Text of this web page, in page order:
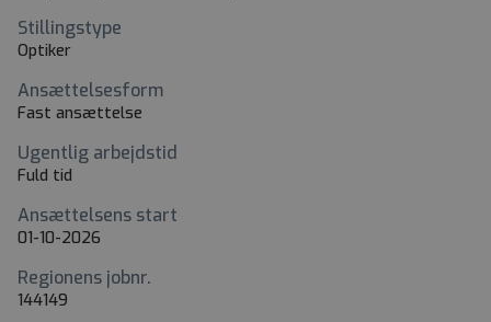
Stillingstype
Optiker
Ansættelsesform
Fast ansættelse
Ugentlig arbejdstid
Fuld tid
Ansættelsens start
01-10-2026
Regionens jobnr.
144149